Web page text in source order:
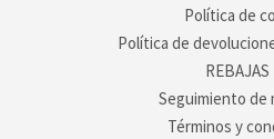
Política de
Política de
REBAJAS
Seguimiento de
Términos y